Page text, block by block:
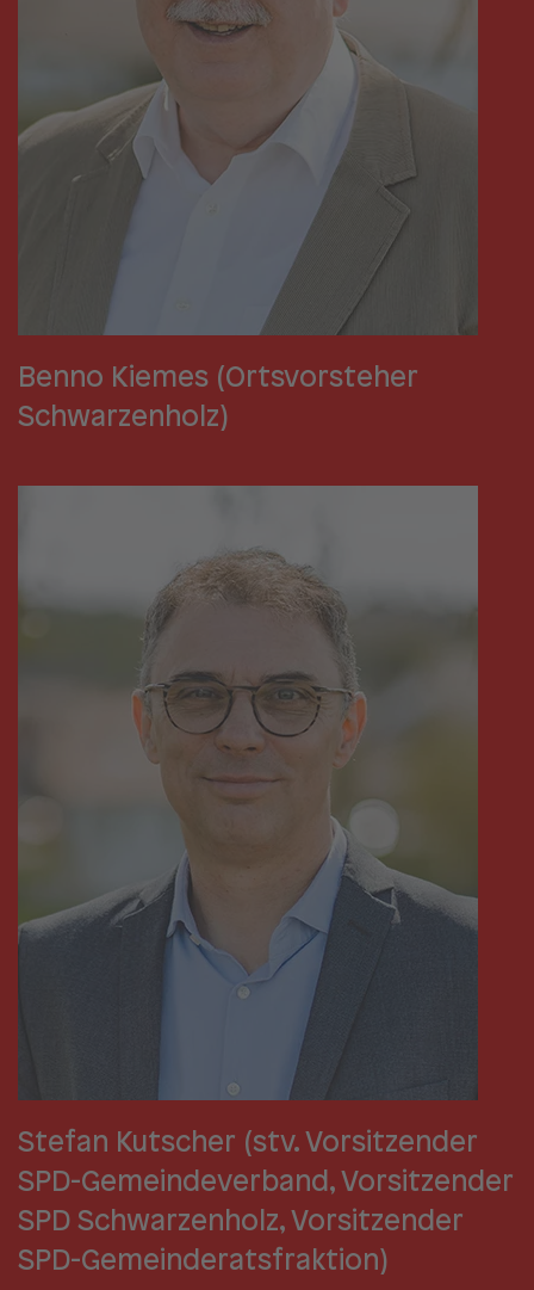
Benno Kiemes (Ortsvorsteher
Schwarzenholz)
Stefan Kutscher (stv. Vorsitzender
SPD-Gemeindeverband, Vorsitzender
SPD Schwarzenholz, Vorsitzender
SPD-Gemeinderatsfraktion)